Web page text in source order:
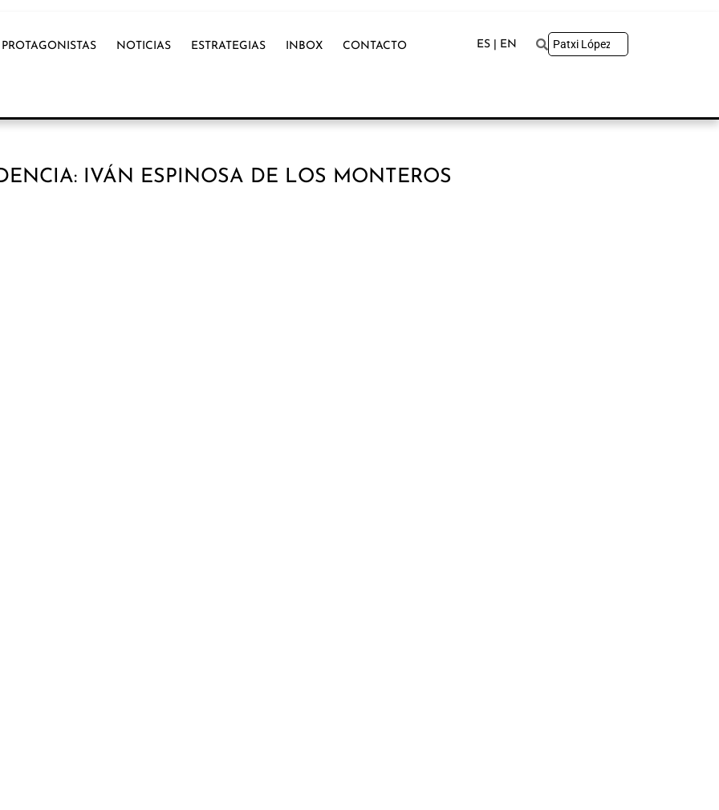
PROTAGONISTAS NOTICIAS ESTRATEGIAS INBOX CONTACTO ES | EN
IVÁN ESPINOSA DE LOS MONTEROS